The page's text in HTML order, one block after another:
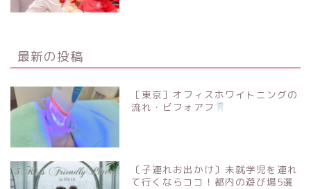
最新の投稿
［東京］オフィスホワイトニングの
流れ・ビフォアフ
〔子連れお出かけ〕未就学児を連れ
て行くならココ！都内の遊び場5選